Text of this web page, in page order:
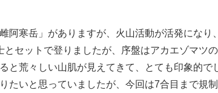
阿寒岳」がありますが、火山活動が活発になり
セットで登りましたが、序盤はアカエゾマツ
と荒々しい山肌が見えてきて、とても印象的
たいと思っていましたが、今回は7合目まで規